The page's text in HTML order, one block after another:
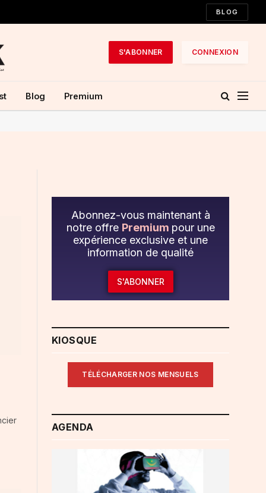
BLOG
S'ABONNER CONNEXION
Blog Premium
Abonnez-vous maintenant à
notre offre Premium pour une
expérience exclusive et une
information de qualité
S'ABONNER
KIOSQUE
TÉLÉCHARGER NOS MENSUELS
AGENDA